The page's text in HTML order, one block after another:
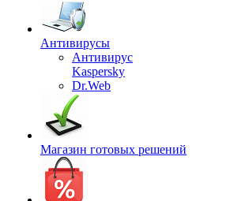
Антивирусы
Антивирус
Kaspersky
Dr.Web
Магазин готовых решений